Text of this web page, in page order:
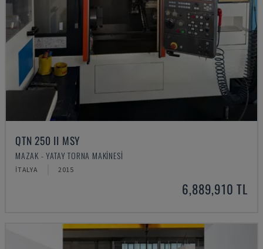
QTN 250 II MSY
MAZAK - YATAY TORNA MAKINESI
İTALYA 2015
6,889,910 TL